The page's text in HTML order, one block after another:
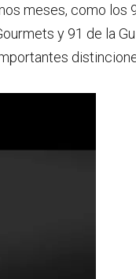
meses, como los
y 91 de la